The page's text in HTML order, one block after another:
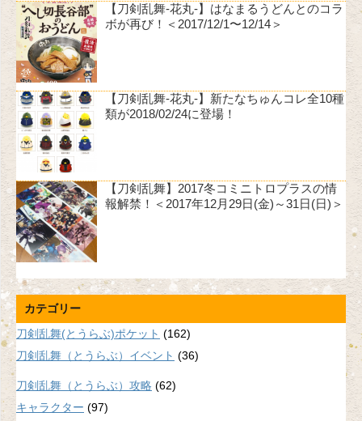
【刀剣乱舞-花丸-】はなまるうどんとのコラ
ボが再び！＜2017/12/1〜12/14＞
【刀剣乱舞-花丸-】新たなちゅんコレ全10種
類が2018/02/24に登場！
【刀剣乱舞】2017冬コミニトロプラスの情
報解禁！＜2017年12月29日(金)～31日(日)＞
カテゴリー
刀剣乱舞(とうらぶ)ポケット (162)
刀剣乱舞（とうらぶ）イベント (36)
刀剣乱舞（とうらぶ）攻略 (62)
キャラクター (97)